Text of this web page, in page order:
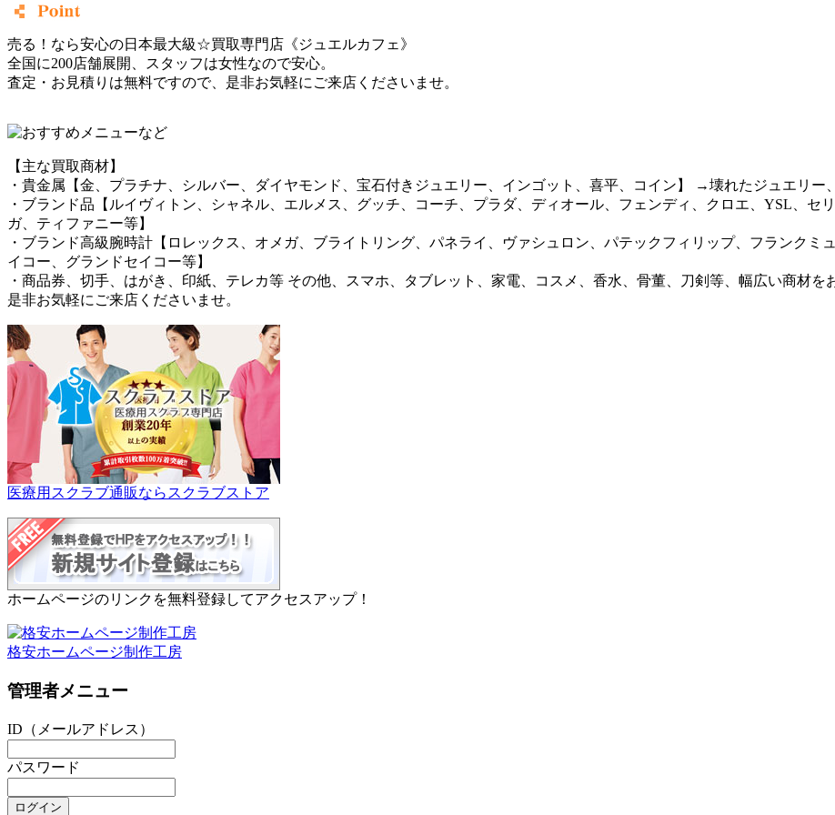
売る！なら安心の日本最大級☆買取専門店《ジュエルカフェ》
全国に200店舗展開、スタッフは女性なので安心。
査定・お見積りは無料ですので、是非お気軽にご来店くださいませ。
【主な買取商材】
・貴金属【金、プラチナ、シルバー、ダイヤモンド、宝石付きジュエリー、インゴット、喜平、コイン】 →壊れたジュエリー
・ブランド品【ルイヴィトン、シャネル、エルメス、グッチ、コーチ、プラダ、ディオール、フェンディ、クロエ、YSL、セ
ガ、ティファニー等】
・ブランド高級腕時計【ロレックス、オメガ、ブライトリング、パネライ、ヴァシュロン、パテックフィリップ、フランク
イコー、グランドセイコー等】
・商品券、切手、はがき、印紙、テレカ等 その他、スマホ、タブレット、家電、コスメ、香水、骨董、刀剣等、幅広い商材を
是非お気軽にご来店くださいませ。
医療用スクラブ通販ならスクラブストア
ホームページのリンクを無料登録してアクセスアップ！
格安ホームページ制作工房
管理者メニュー
ID（メールアドレス）
パスワード